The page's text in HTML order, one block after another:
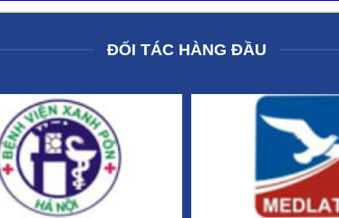
ĐỐI TÁC HÀNG ĐẦU